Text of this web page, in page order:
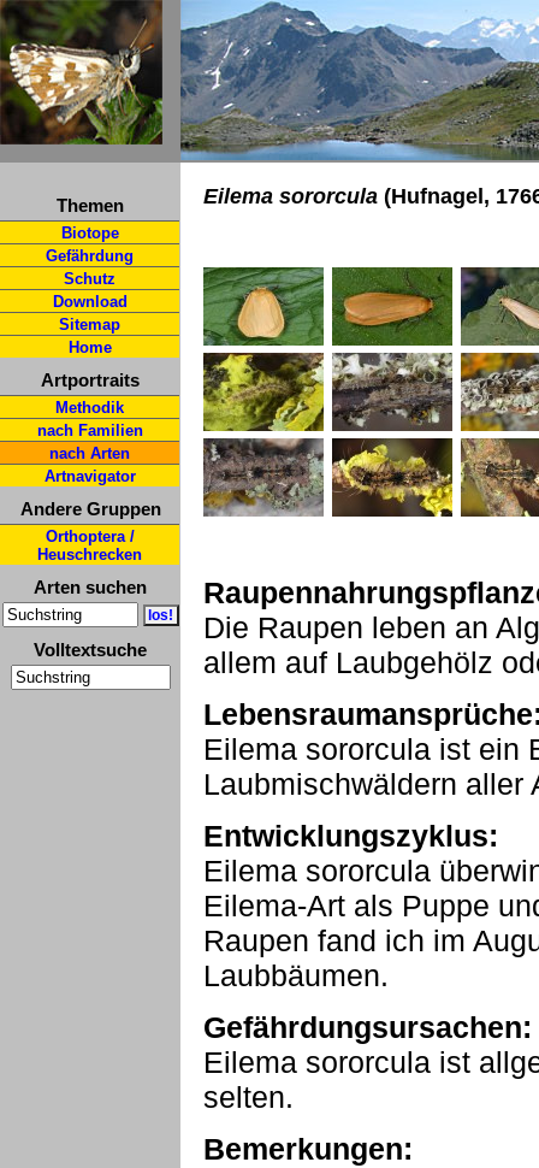
Themen
Biotope
Gefährdung
Schutz
Download
Sitemap
Home
Artportraits
Methodik
nach Familien
nach Arten
Artnavigator
Andere Gruppen
Orthoptera /
Heuschrecken
Arten suchen
Volltextsuche
Eilema sororcula (Hufnagel,
Die Raupen leben an
allem auf Laubgehölz
Eilema sororcula ist ein
Laubmischwäldern aller
Entwicklungszyklus:
Eilema sororcula
Eilema-Art als Puppe
Raupen fand ich im
Laubbäumen.
Gefährdungsursachen:
Eilema sororcula ist
selten.
Bemerkungen: